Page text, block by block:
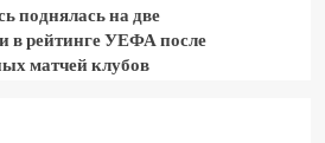
поднялась на две
в рейтинге УЕФА после
матчей клубов